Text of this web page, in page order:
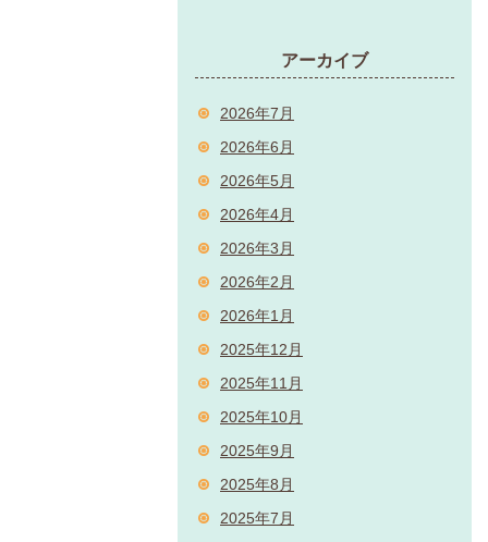
アーカイブ
2026年7月
2026年6月
2026年5月
2026年4月
2026年3月
2026年2月
2026年1月
2025年12月
2025年11月
2025年10月
2025年9月
2025年8月
2025年7月